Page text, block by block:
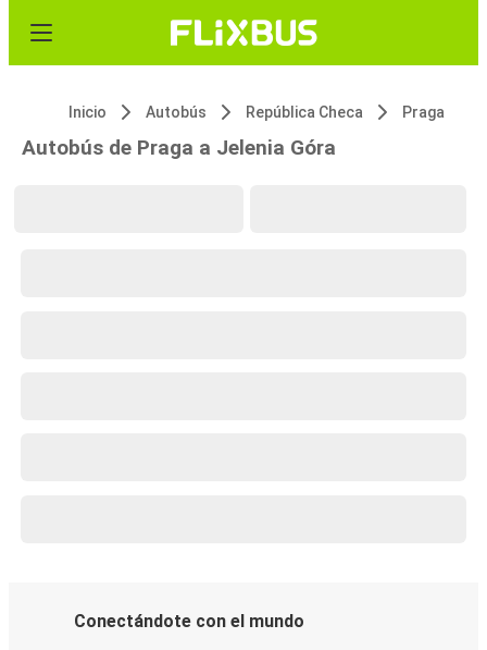
Inicio Autobús República Checa Praga
Autobús de Praga a Jelenia Góra
Conectándote con el mundo